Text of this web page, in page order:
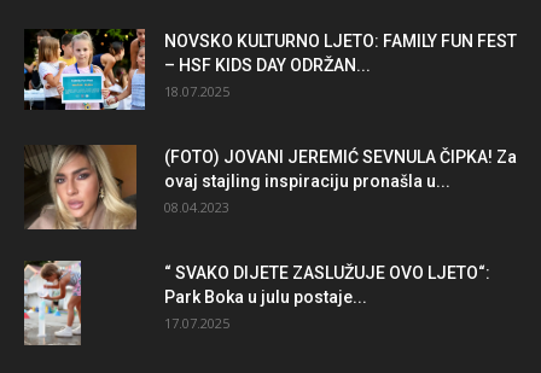
NOVSKO KULTURNO LJETO: FAMILY FUN FEST
– HSF KIDS DAY ODRŽAN...
18.07.2025
(FOTO) JOVANI JEREMIĆ SEVNULA ČIPKA! Za
ovaj stajling inspiraciju pronašla u...
08.04.2023
“ SVAKO DIJETE ZASLUŽUJE OVO LJETO“:
Park Boka u julu postaje...
17.07.2025